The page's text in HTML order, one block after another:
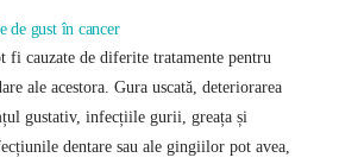
de gust în cancer
cauzate de diferite tratamente pentru
ale acestora. Gura uscată, deteriorarea
gustativ, infecțiile gurii, greața și
dentare sau ale gingiilor pot avea,